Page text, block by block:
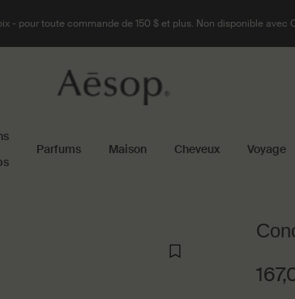
- pour toute commande de 150 $ et plus. Non disponible avec
Parfums Maison Cheveux Voyage